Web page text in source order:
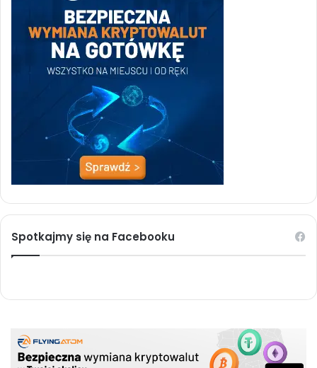
Spotkajmy się na Facebooku